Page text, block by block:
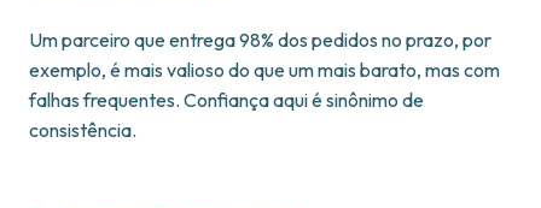
Um parceiro que entrega 98% dos pedidos no prazo, por
exemplo, é mais valioso do que um mais barato, mas com
falhas frequentes. Confiança aqui é sinônimo de
consistência.